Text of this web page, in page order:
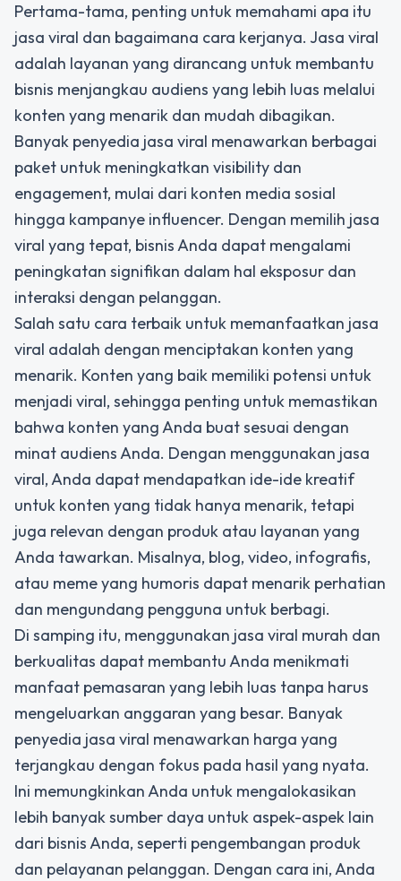
Pertama-tama, penting untuk memahami apa itu
jasa viral dan bagaimana cara kerjanya. Jasa viral
adalah layanan yang dirancang untuk membantu
bisnis menjangkau audiens yang lebih luas melalui
konten yang menarik dan mudah dibagikan.
Banyak penyedia jasa viral menawarkan berbagai
paket untuk meningkatkan visibility dan
engagement, mulai dari konten media sosial
hingga kampanye influencer. Dengan memilih jasa
viral yang tepat, bisnis Anda dapat mengalami
peningkatan signifikan dalam hal eksposur dan
interaksi dengan pelanggan.
Salah satu cara terbaik untuk memanfaatkan jasa
viral adalah dengan menciptakan konten yang
menarik. Konten yang baik memiliki potensi untuk
menjadi viral, sehingga penting untuk memastikan
bahwa konten yang Anda buat sesuai dengan
minat audiens Anda. Dengan menggunakan jasa
viral, Anda dapat mendapatkan ide-ide kreatif
untuk konten yang tidak hanya menarik, tetapi
juga relevan dengan produk atau layanan yang
Anda tawarkan. Misalnya, blog, video, infografis,
atau meme yang humoris dapat menarik perhatian
dan mengundang pengguna untuk berbagi.
Di samping itu, menggunakan jasa viral murah dan
berkualitas dapat membantu Anda menikmati
manfaat pemasaran yang lebih luas tanpa harus
mengeluarkan anggaran yang besar. Banyak
penyedia jasa viral menawarkan harga yang
terjangkau dengan fokus pada hasil yang nyata.
Ini memungkinkan Anda untuk mengalokasikan
lebih banyak sumber daya untuk aspek-aspek lain
dari bisnis Anda, seperti pengembangan produk
dan pelayanan pelanggan. Dengan cara ini, Anda